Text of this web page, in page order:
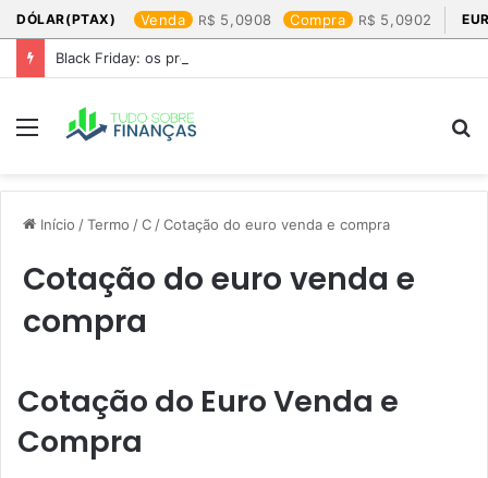
DÓLAR(PTAX) Venda 5,0908 Compra 5,0902
Black Friday: os produtos que mais valem a pena
Menu
Início /Termo /C /Cotação do euro venda e compra​
Cotação do euro venda e
compra​
Cotação do Euro Venda e
Compra